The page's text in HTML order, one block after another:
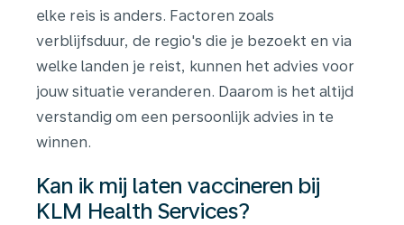
elke reis is anders. Factoren zoals
verblijfsduur, de regio's die je bezoekt en via
welke landen je reist, kunnen het advies voor
jouw situatie veranderen. Daarom is het altijd
verstandig om een persoonlijk advies in te
winnen.
Kan ik mij laten vaccineren bij
KLM Health Services?